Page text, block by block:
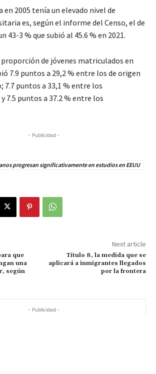
en 2005 tenía un elevado nivel de
es, según el informe del Censo, el de
43-3 % que subió al 45.6 % en 2021.
proporción de jóvenes matriculados en
7.9 puntos a 29,2 % entre los de origen
puntos a 33,1 % entre los
7.5 puntos a 37.2 % entre los
- Publicidad -
progresan significativamente en estudios en EEUU
que
una
según
Next article
Título 8, la medida que se
aplicará a inmigrantes llegados
por la frontera
- Publicidad -